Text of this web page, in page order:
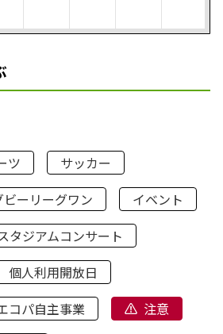
ツ
サッカー
ビーリーグワン
イベント
タジアムコンサート
個人利用開放日
コパ自主事業
注意